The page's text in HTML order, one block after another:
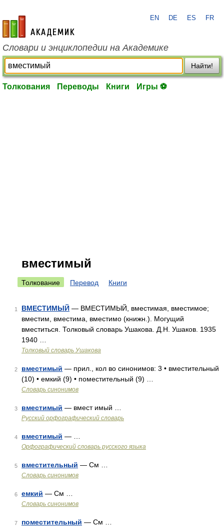
academic.ru
EN DE ES FR
Словари и энциклопедии на Академике
Найти!
Толкования Переводы Книги Игры ⚽
вместимый
Толкование Перевод Книги
1 ВМЕСТИМЫЙ — ВМЕСТИМЫЙ, вместимая, вместимое;
вместим, вместима, вместимо (книжн.). Могущий
вместиться. Толковый словарь Ушакова. Д.Н. Ушаков. 1935
1940 …
Толковый словарь Ушакова
2 вместимый — прил., кол во синонимов: 3 • вместительный
(10) • емкий (9) • поместительный (9) …
Словарь синонимов
3 вместимый — вмест имый …
Русский орфографический словарь
4 вместимый — …
Орфографический словарь русского языка
5 вместительный — См …
Словарь синонимов
6 емкий — См …
Словарь синонимов
7 поместительный — См …